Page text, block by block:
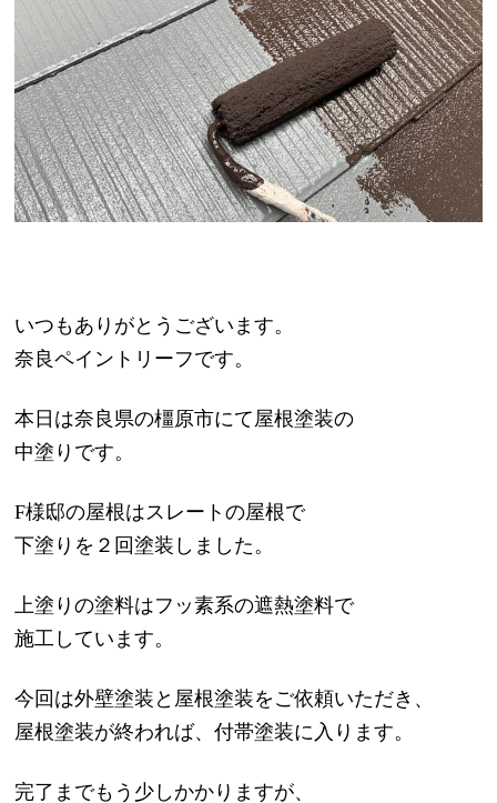
いつもありがとうございます。
奈良ペイントリーフです。
本日は奈良県の橿原市にて屋根塗装の
中塗りです。
F様邸の屋根はスレートの屋根で
下塗りを２回塗装しました。
上塗りの塗料はフッ素系の遮熱塗料で
施工しています。
今回は外壁塗装と屋根塗装をご依頼いただき、
屋根塗装が終われば、付帯塗装に入ります。
完了までもう少しかかりますが、